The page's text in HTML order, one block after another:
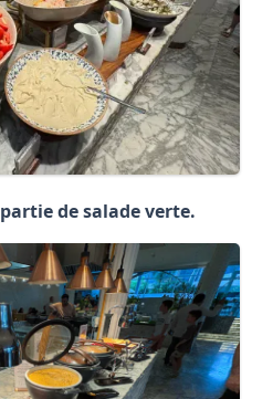
partie de salade verte.